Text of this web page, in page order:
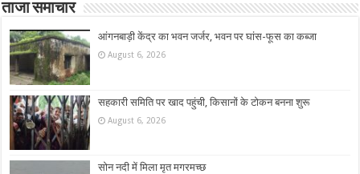
ताजा समाचार
आंगनबाड़ी केंद्र का भवन जर्जर, भवन पर घांस-फूस का कब्जा
August 6, 2026
सहकारी समिति पर खाद पहुंची, किसानों के टोकन बनना शुरू
August 6, 2026
सोन नदी में मिला मृत मगरमच्छ